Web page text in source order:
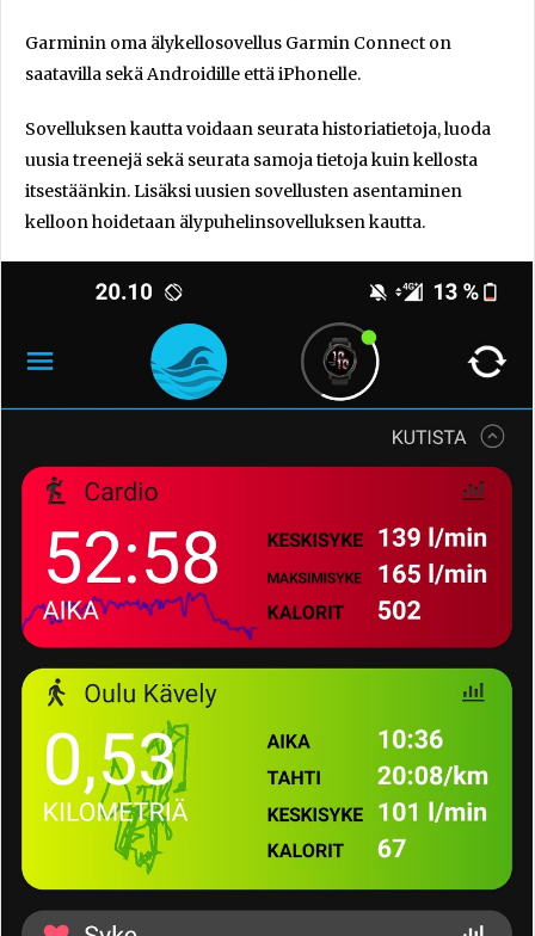
Garminin oma älykellosovellus Garmin Connect on
saatavilla sekä Androidille että iPhonelle.
Sovelluksen kautta voidaan seurata historiatietoja, luoda
uusia treenejä sekä seurata samoja tietoja kuin kellosta
itsestäänkin. Lisäksi uusien sovellusten asentaminen
kelloon hoidetaan älypuhelinsovelluksen kautta.